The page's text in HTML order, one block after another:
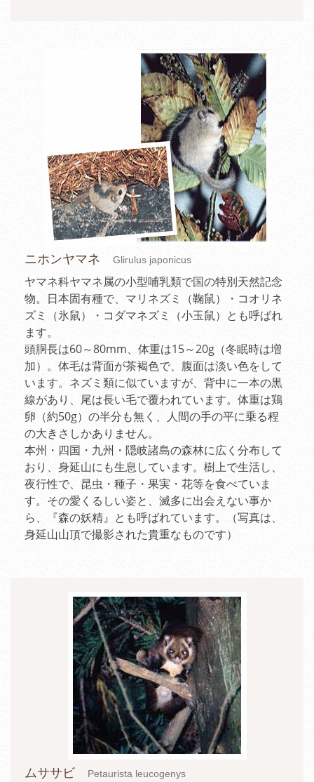
ニホンヤマネ Glirulus japonicus
ヤマネ科ヤマネ属の小型哺乳類で国の特別天然記念
物。日本固有種で、マリネズミ（鞠鼠）・コオリネ
ズミ（氷鼠）・コダマネズミ（小玉鼠）とも呼ばれ
ます。
頭胴長は60～80mm、体重は15～20g（冬眠時は増
加）。体毛は背面が茶褐色で、腹面は淡い色をして
います。ネズミ類に似ていますが、背中に一本の黒
線があり、尾は長い毛で覆われています。体重は鶏
卵（約50g）の半分も無く、人間の手の平に乗る程
の大きさしかありません。
本州・四国・九州・隠岐諸島の森林に広く分布して
おり、身延山にも生息しています。樹上で生活し、
夜行性で、昆虫・種子・果実・花等を食べていま
す。その愛くるしい姿と、滅多に出会えない事か
ら、『森の妖精』とも呼ばれています。（写真は、
身延山山頂で撮影された貴重なものです）
ムササビ Petaurista leucogenys